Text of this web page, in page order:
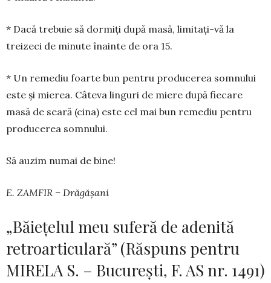
* Dacă trebuie să dormiți după masă, limitați-vă la
treizeci de minute înainte de ora 15.
* Un remediu foarte bun pentru producerea somnului
este și mierea. Câteva lin­guri de miere după fiecare
masă de seară (cina) este cel mai bun reme­diu pentru
producerea somnului.
Să auzim numai de bine!
E. ZAMFIR – Drăgășani
„Băiețelul meu suferă de adenită
retroarticulară” (Răspuns pentru
MIRELA S. – București, F. AS nr. 1491)